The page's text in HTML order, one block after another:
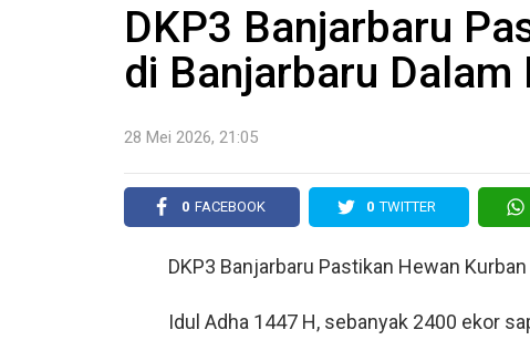
DKP3 Banjarbaru
di Banjarbaru Dalam
28 Mei 2026, 21:05
0 FACEBOOK 0 TWITTER
DKP3 Banjarbaru Pastikan Hewan
Idul Adha 1447 H, sebanyak 2400 ekor